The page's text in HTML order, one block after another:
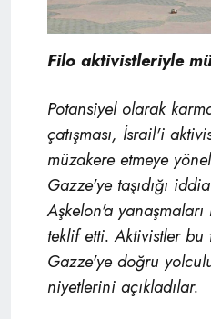
Filo aktivistleriyle
Potansiyel olarak
çatışması, İsrail'i
müzakere etmeye
Gazze'ye taşıdığı
Aşkelon'a
teklif etti. Aktivistler
Gazze'ye doğru
niyetlerini açıkladılar.